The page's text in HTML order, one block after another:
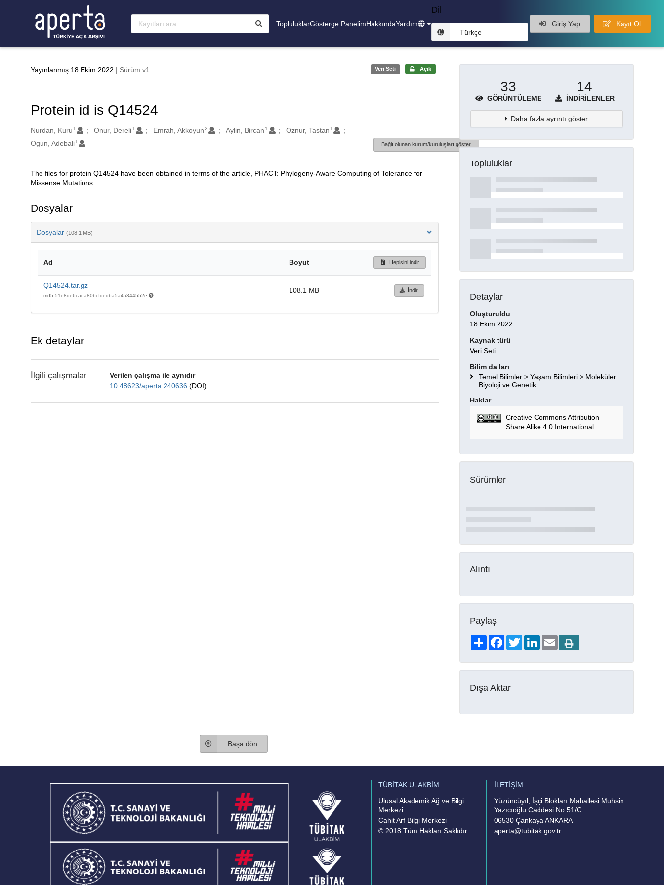
TopluluklarGösterge PanelimHakkındaYardım
Dil
Türkçe
Giriş Yap Kayıt Ol
Yayınlanmış 18 Ekim 2022 | Sürüm v1 Veri Seti Açık
Protein id is Q14524
Oluşturanlar
Nurdan, Kuru 1 Onur, Dereli 1 Emrah, Akkoyun 2 Aylin, Bircan 1 Oznur, Tastan 1
Ogun, Adebali 1 Bağlı olunan kurum/kuruluşları göster
Açıklama
The files for protein Q14524 have been obtained in terms of the article, PHACT: Phylogeny-Aware Computing of Tolerance for
Missense Mutations
Dosyalar
Dosyalar (108.1 MB)
Ad Boyut Hepisini indir
Q14524.tar.gz
md5:51e8de6caea80bcfdedba5a4a344552e
108.1 MB İndir
Ek detaylar
İlgili çalışmalar
Verilen çalışma ile aynıdır
10.48623/aperta.240636 (DOI)
33
GÖRÜNTÜLEME
14
İNDIRILENLER
Daha fazla ayrıntı göster
Topluluklar
Detaylar
Oluşturuldu
18 Ekim 2022
Kaynak türü
Veri Seti
Bilim dalları
Temel Bilimler > Yaşam Bilimleri > Moleküler
Biyoloji ve Genetik
Haklar
Creative Commons Attribution
Share Alike 4.0 International
Sürümler
Alıntı
Paylaş
ShareFacebookTwitterLinkedIn
Email
Dışa Aktar
Başa dön
TÜBİTAK ULAKBİM
Ulusal Akademik Ağ ve Bilgi
Merkezi
Cahit Arf Bilgi Merkezi
© 2018 Tüm Hakları Saklıdır.
İLETİŞİM
Yüzüncüyıl, İşçi Blokları Mahallesi Muhsin
Yazıcıoğlu Caddesi No:51/C
06530 Çankaya ANKARA
aperta@tubitak.gov.tr